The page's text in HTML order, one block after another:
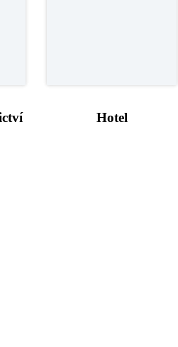
Hotel